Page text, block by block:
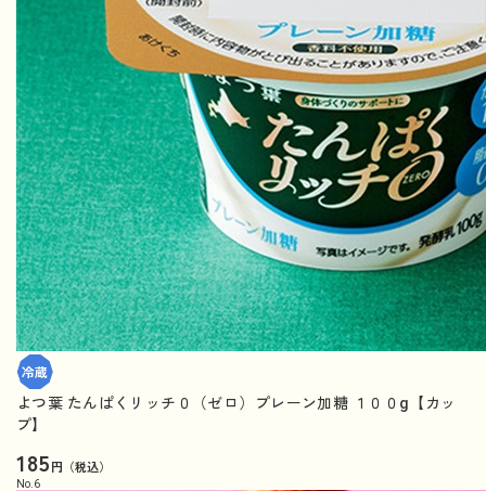
よつ葉 たんぱくリッチ０（ゼロ）プレーン加糖 １００g【カッ
プ】
185円（税込）
No. 6